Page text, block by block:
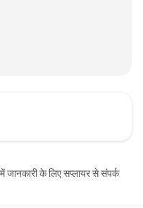
जानकारी के लिए सप्लायर से संपर्क